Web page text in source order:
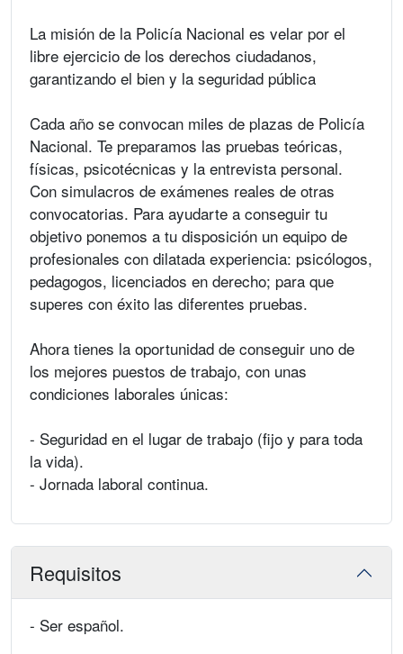
La misión de la Policía Nacional es velar por el
libre ejercicio de los derechos ciudadanos,
garantizando el bien y la seguridad pública
Cada año se convocan miles de plazas de Policía
Nacional. Te preparamos las pruebas teóricas,
físicas, psicotécnicas y la entrevista personal.
Con simulacros de exámenes reales de otras
convocatorias. Para ayudarte a conseguir tu
objetivo ponemos a tu disposición un equipo de
profesionales con dilatada experiencia: psicólogos,
pedagogos, licenciados en derecho; para que
superes con éxito las diferentes pruebas.
Ahora tienes la oportunidad de conseguir uno de
los mejores puestos de trabajo, con unas
condiciones laborales únicas:
- Seguridad en el lugar de trabajo (fijo y para toda
la vida).
- Jornada laboral continua.
Requisitos
- Ser español.